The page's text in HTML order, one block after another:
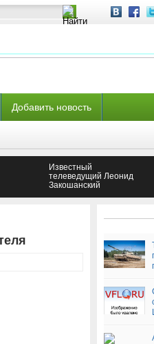
Добавить новость
Известный
телеведущий Леонид
Закошанский